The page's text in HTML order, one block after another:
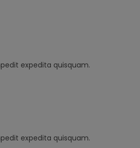
expedita quisquam.
expedita quisquam.